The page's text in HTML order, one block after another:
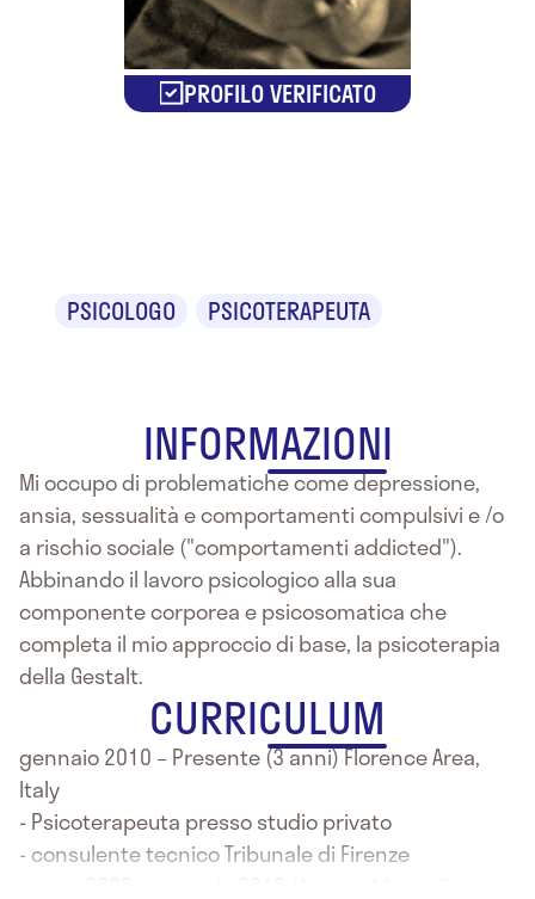
PROFILO VERIFICATO
PSICOLOGO PSICOTERAPEUTA
INFORMAZIONI
Mi occupo di problematiche come depressione,
ansia, sessualità e comportamenti compulsivi e /o
a rischio sociale ("comportamenti addicted").
Abbinando il lavoro psicologico alla sua
componente corporea e psicosomatica che
completa il mio approccio di base, la psicoterapia
della Gestalt.
CURRICULUM
gennaio 2010 – Presente (3 anni) Florence Area,
Italy
- Psicoterapeuta presso studio privato
- consulente tecnico Tribunale di Firenze